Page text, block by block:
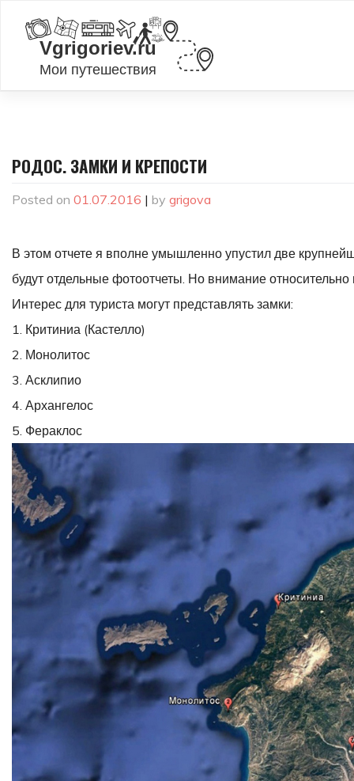
content
РОДОС. ЗАМКИ И КРЕПОСТИ
Posted on 01.07.2016 | by grigova
В этом отчете я вполне умышленно упустил две
будут отдельные фотоотчеты. Но внимание
Интерес для туриста могут представлять замки:
1. Критиниа (Кастелло)
2. Монолитос
3. Асклипио
4. Архангелос
5. Фераклос